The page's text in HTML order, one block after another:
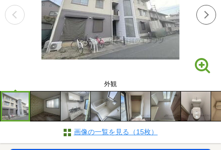
外観
画像の一覧を見る（15枚）